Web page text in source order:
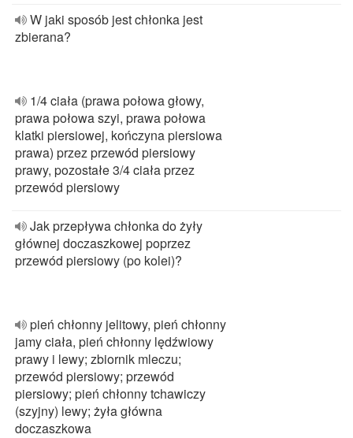
W jaki sposób jest chłonka jest
zbierana?
1/4 ciała (prawa połowa głowy,
prawa połowa szyi, prawa połowa
klatki piersiowej, kończyna piersiowa
prawa) przez przewód piersiowy
prawy, pozostałe 3/4 ciała przez
przewód piersiowy
Jak przepływa chłonka do żyły
głównej doczaszkowej poprzez
przewód piersiowy (po kolei)?
pień chłonny jelitowy, pień chłonny
jamy ciała, pień chłonny lędźwiowy
prawy i lewy; zbiornik mleczu;
przewód piersiowy; przewód
piersiowy; pień chłonny tchawiczy
(szyjny) lewy; żyła główna
doczaszkowa